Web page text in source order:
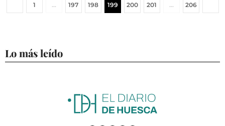
1 … 197 198 199 200 201 … 206
Lo más leído